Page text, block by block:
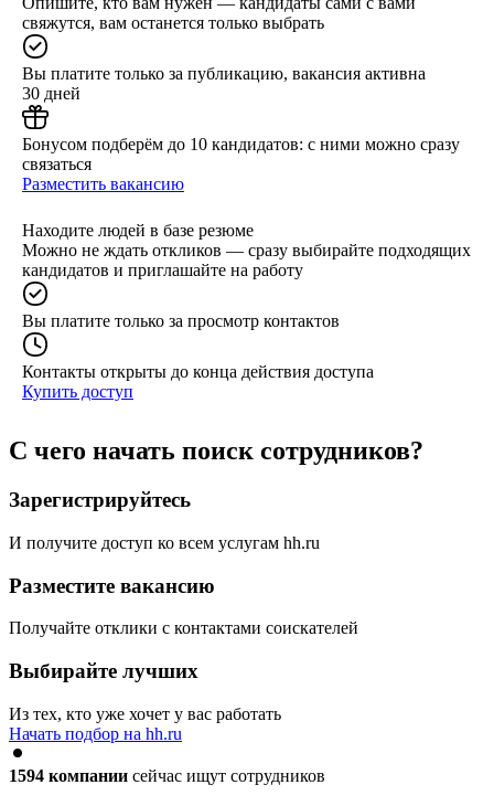
свяжутся, вам останется только выбрать
Вы платите только за публикацию, вакансия активна
30 дней
Бонусом подберём до 10 кандидатов: с ними можно сразу
связаться
Разместить вакансию
Находите людей в базе резюме
Можно не ждать откликов — сразу выбирайте подходящих
кандидатов и приглашайте на работу
Вы платите только за просмотр контактов
Контакты открыты до конца действия доступа
Купить доступ
С чего начать поиск сотрудников?
Зарегистрируйтесь
И получите доступ ко всем услугам hh.ru
Разместите вакансию
Получайте отклики с контактами соискателей
Выбирайте лучших
Из тех, кто уже хочет у вас работать
Начать подбор на hh.ru
1594 компании сейчас ищут сотрудников